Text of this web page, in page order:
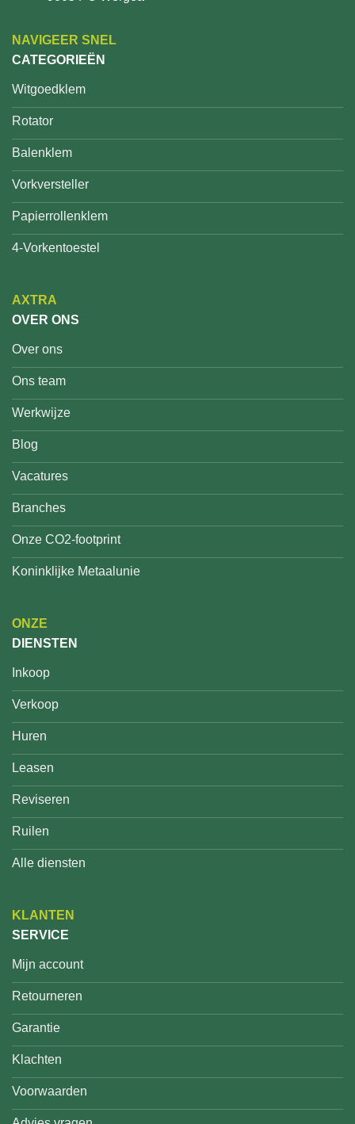
NAVIGEER SNEL
CATEGORIEËN
Witgoedklem
Rotator
Balenklem
Vorkversteller
Papierrollenklem
4-Vorkentoestel
AXTRA
OVER ONS
Over ons
Ons team
Werkwijze
Blog
Vacatures
Branches
Onze CO2-footprint
Koninklijke Metaalunie
ONZE
DIENSTEN
Inkoop
Verkoop
Huren
Leasen
Reviseren
Ruilen
Alle diensten
KLANTEN
SERVICE
Mijn account
Retourneren
Garantie
Klachten
Voorwaarden